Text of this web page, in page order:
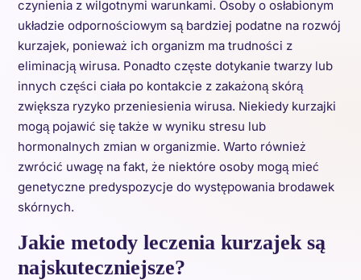
czynienia z wilgotnymi warunkami. Osoby o osłabionym
układzie odpornościowym są bardziej podatne na rozwój
kurzajek, ponieważ ich organizm ma trudności z
eliminacją wirusa. Ponadto częste dotykanie twarzy lub
innych części ciała po kontakcie z zakażoną skórą
zwiększa ryzyko przeniesienia wirusa. Niekiedy kurzajki
mogą pojawić się także w wyniku stresu lub
hormonalnych zmian w organizmie. Warto również
zwrócić uwagę na fakt, że niektóre osoby mogą mieć
genetyczne predyspozycje do występowania brodawek
skórnych.
Jakie metody leczenia kurzajek są
najskuteczniejsze?